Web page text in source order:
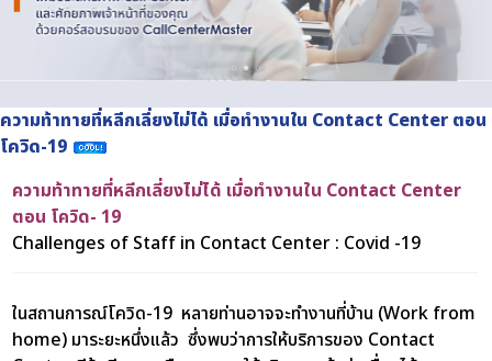
ความท้าทายที่หลีกเลี่ยงไม่ได้ เมื่อทำงานใน Contact Center ตอน
โควิด-19
ความท้าทายที่หลีกเลี่ยงไม่ได้ เมื่อทำงานใน Contact Center
ตอน โควิด- 19
Challenges of Staff in Contact Center : Covid -19
ในสถานการณ์โควิด-19 หลายท่านอาจจะทำงานที่บ้าน (Work from
home) มาระยะหนึ่งแล้ว ซึ่งพบว่าการให้บริการของ Contact